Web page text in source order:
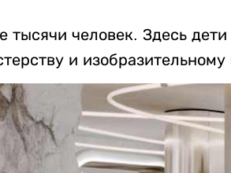
человек. Здесь дети
и изобразительному